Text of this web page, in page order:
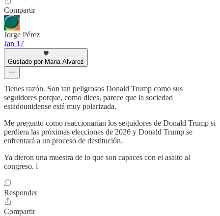
Compartir
Jorge Pérez
Jan 17
Gustado por Maria Alvarez
Tienes razón. Son tan peligrosos Donald Trump como sus
seguidores porque, como dices, parece que la sociedad
estadounidense está muy polarizada.
Me pregunto como reaccionarían los seguidores de Donald Trump si
perdiera las próximas elecciones de 2026 y Donald Trump se
enfrentará a un proceso de destitución.
Ya dieron una muestra de lo que son capaces con el asalto al
congreso. l
Responder
Compartir